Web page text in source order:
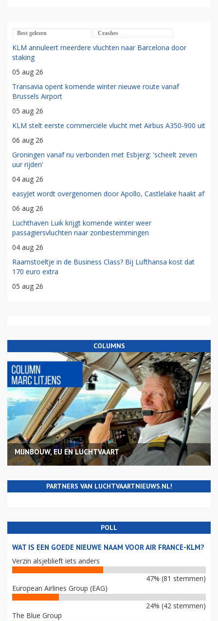
Best gelezen Crashes
KLM annuleert meerdere vluchten naar Barcelona door
staking
05 aug 26
Transavia opent komende winter nieuwe route vanaf
Brussels Airport
05 aug 26
KLM stelt eerste commerciële vlucht met Airbus A350-900 uit
06 aug 26
Groningen vanaf nu verbonden met Esbjerg: 'scheelt zeven
uur rijden'
04 aug 26
easyJet wordt overgenomen door Apollo, Castlelake haakt af
06 aug 26
Luchthaven Luik krijgt komende winter weer
passagiersvluchten naar zonbestemmingen
04 aug 26
Raamstoeltje in de Business Class? Bij Lufthansa kost dat
170 euro extra
05 aug 26
COLUMNS
MIJNBOUW, EU EN LUCHTVAART
PARTNERS VAN LUCHTVAARTNIEUWS.NL!
POLL
WAT IS EEN GOEDE NIEUWE NAAM VOOR AIR FRANCE-KLM?
Verzin alsjeblieft iets anders
47% (81 stemmen)
European Airlines Group (EAG)
24% (42 stemmen)
The Blue Group